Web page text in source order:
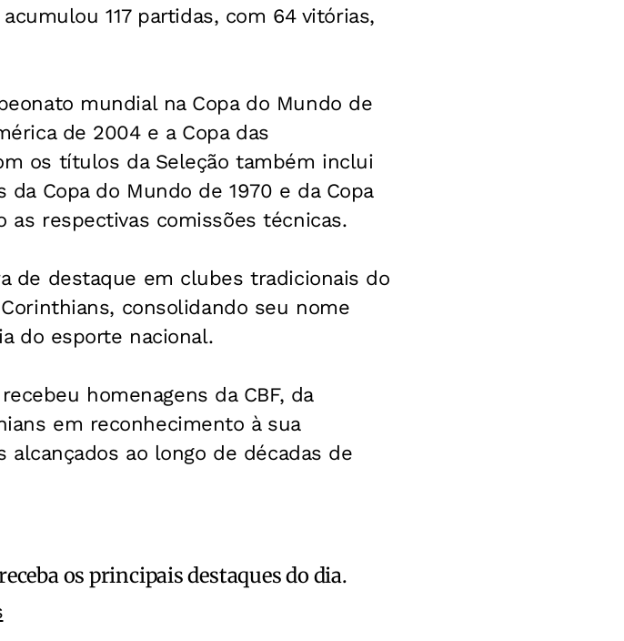
117 partidas, com 64 vitórias,
mundial na Copa do Mundo de
de 2004 e a Copa das
os títulos da Seleção também inclui
Copa do Mundo de 1970 e da Copa
as respectivas comissões técnicas.
de destaque em clubes tradicionais do
consolidando seu nome
do esporte nacional.
homenagens da CBF, da
em reconhecimento à sua
ao longo de décadas de
os principais destaques do dia.